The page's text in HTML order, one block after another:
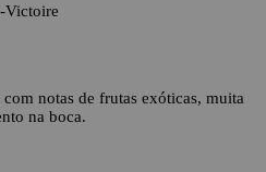
Victoire
notas de frutas exóticas, muita
na boca.